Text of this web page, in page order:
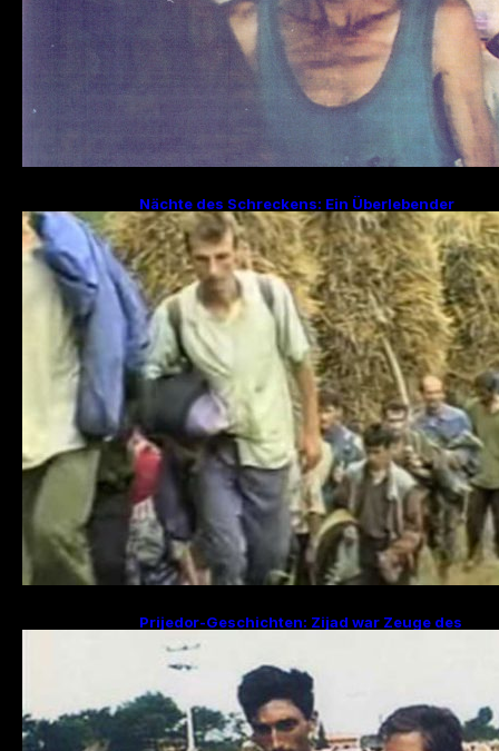
Nächte des Schreckens: Ein Überlebender
erzählt von den Julitagen 1995 in Srebrenica
Prijedor-Geschichten: Zijad war Zeuge des
sucht Frau und zwei Kinder